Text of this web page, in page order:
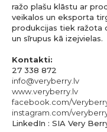
ražo plašu klāstu ar
veikalos un eksporta
produkcijas tiek ražota
un sīrupus kā izejvielas.
Kontakti:
27 338 872
info@veryberry.lv
www.veryberry.lv
facebook.com/
instagram.com/
LinkedIn : SIA Very